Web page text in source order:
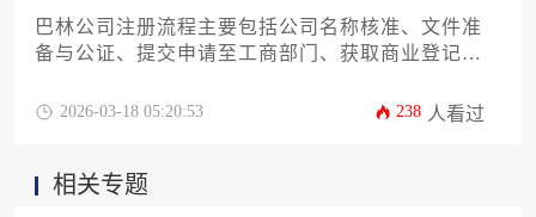
巴林公司注册流程主要包括公司名称核准、文件准
备与公证、提交申请至工商部门、获取商业登记证
司类型、注册资本及服务需求而异，通常包含政府
2026-03-18 05:20:53 238 人看过
相关专题